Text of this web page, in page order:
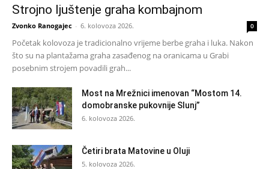
Strojno ljuštenje graha kombajnom
Zvonko Ranogajec - 6. kolovoza 2026. 0
Početak kolovoza je tradicionalno vrijeme berbe graha i luka. Nakon
što su na plantažama graha zasađenog na oranicama u Grabi
posebnim strojem povadili grah...
Most na Mrežnici imenovan “Mostom 14.
domobranske pukovnije Slunj”
6. kolovoza 2026.
Četiri brata Matovine u Oluji
5. kolovoza 2026.